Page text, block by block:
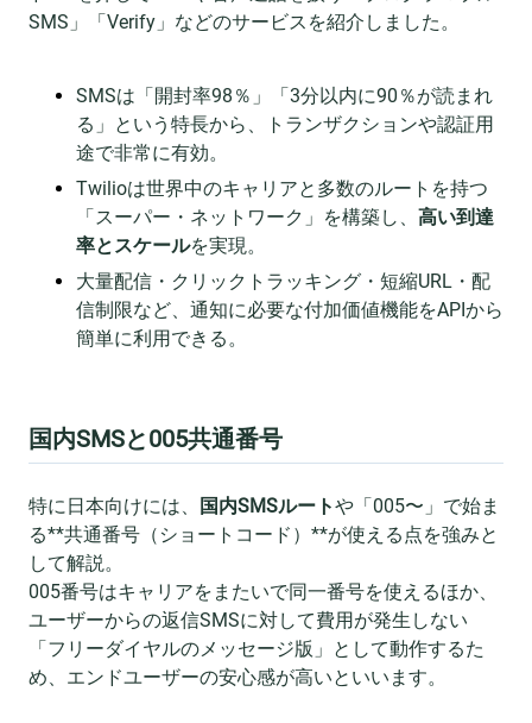
SMS」「Verify」などのサービスを紹介しました。
SMSは「開封率98％」「3分以内に90％が読まれ
る」という特長から、トランザクションや認証用
途で非常に有効。
Twilioは世界中のキャリアと多数のルートを持つ
「スーパー・ネットワーク」を構築し、 高い到達
率とスケールを実現。
大量配信・クリックトラッキング・短縮URL・配
信制限など、通知に必要な付加価値機能をAPIから
簡単に利用できる。
国内SMSと005共通番号
特に日本向けには、 国内SMSルートや「005〜」で始ま
る**共通番号（ショートコード）**が使える点を強みと
して解説。
005番号はキャリアをまたいで同一番号を使えるほか、
ユーザーからの返信SMSに対して費用が発生しない
「フリーダイヤルのメッセージ版」として動作するた
め、エンドユーザーの安心感が高いといいます。